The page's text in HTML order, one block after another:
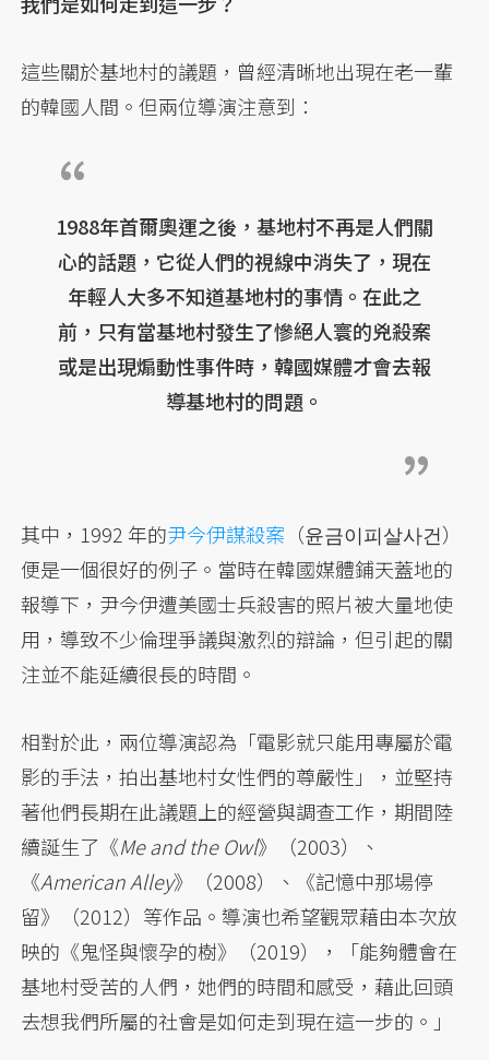
這些關於基地村的議題，曾經清晰地出現在老一輩
的韓國人間。但兩位導演注意到：
1988年首爾奧運之後，基地村不再是人們關
心的話題，它從人們的視線中消失了，現在
年輕人大多不知道基地村的事情。在此之
前，只有當基地村發生了慘絕人寰的兇殺案
或是出現煽動性事件時，韓國媒體才會去報
導基地村的問題。
其中，1992 年的尹今伊謀殺案 （윤금이피살사건）
便是一個很好的例子。當時在韓國媒體鋪天蓋地的
報導下，尹今伊遭美國士兵殺害的照片被大量地使
用，導致不少倫理爭議與激烈的辯論，但引起的關
注並不能延續很長的時間。
相對於此，兩位導演認為「電影就只能用專屬於電
影的手法，拍出基地村女性們的尊嚴性」，並堅持
著他們長期在此議題上的經營與調查工作，期間陸
續誕生了《Me and the Owl》（2003）、
《American Alley》（2008）、《記憶中那場停
留》（2012）等作品。導演也希望觀眾藉由本次放
映的《鬼怪與懷孕的樹》（2019），「能夠體會在
基地村受苦的人們，她們的時間和感受，藉此回頭
去想我們所屬的社會是如何走到現在這一步的。」